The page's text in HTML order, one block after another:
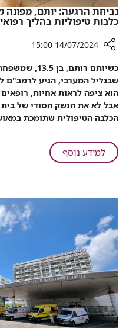
נביחת הרגעה: יותם, מפונה
כלבות טיפוליות בהליך
שיתוף
נביחת
הרגעה:
יותם,
מפונה
קיבל
ליווי
טיפוליות
רפואי
ברמב"ם
14/07/2024 15:00
כשיותם רותם,
שבגליל המערבי, הגיע לרמב"ם
הוא ציפה לראות אחיות,
אבל לא את הנשק הסודי של בית
הכלבה הטיפולית שתומכת
למידע נוסףעל
נביחת
של
כלבות
טיפוליות
בהליך
רפואי
ברמב"ם